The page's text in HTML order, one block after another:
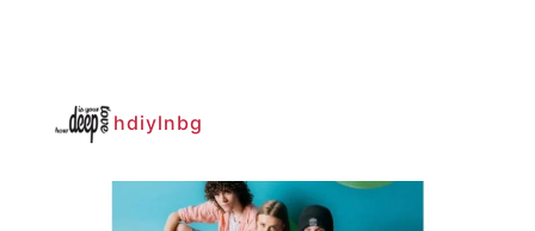
hdiylnbg